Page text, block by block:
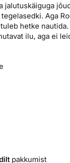
jalutuskäiguga
Aga
hetke
ilu, aga ei
pakkumist